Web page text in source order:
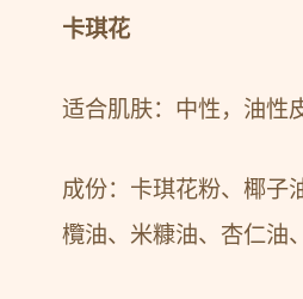
卡琪花
适合肌肤：中性，油性
成份：卡琪花粉、椰子
欖油、米糠油、杏仁油